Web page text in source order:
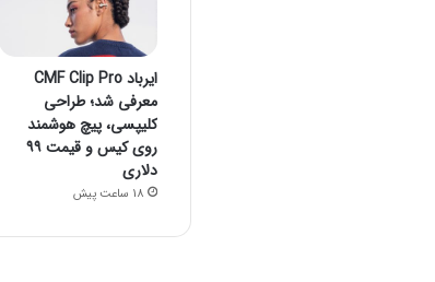
ایرباد CMF Clip Pro
معرفی شد؛ طراحی
کلیپسی، پیچ هوشمند
روی کیس و قیمت ۹۹
دلاری
18 ساعت پیش